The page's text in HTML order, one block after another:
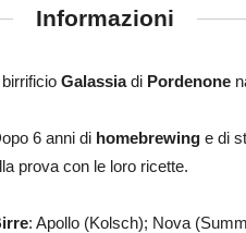
Informazioni
birrificio Galassiadi Pordenone
6 anni di homebrewing e di
prova con le loro ricette.
: Apollo (Kolsch); Nova